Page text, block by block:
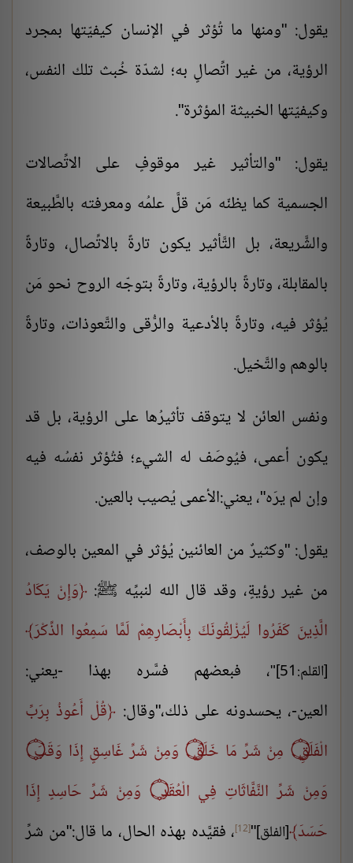
يقول: "ومنها ما تُؤثر في الإنسان كيفيّتها بمجرد
الرؤية، من غير اتِّصالٍ به؛ لشدّة خُبث تلك النفس،
وكيفيّتها الخبيثة المؤثرة".
يقول: "والتأثير غير موقوفٍ على الاتِّصالات
الجسمية كما يظنّه مَن قلَّ علمُه ومعرفته بالطَّبيعة
والشَّريعة، بل التَّأثير يكون تارةً بالاتِّصال، وتارةً
بالمقابلة، وتارةً بالرؤية، وتارةً بتوجّه الروح نحو مَن
يُؤثر فيه، وتارةً بالأدعية والرُّقى والتَّعوذات، وتارةً
بالوهم والتَّخيل.
ونفس العائن لا يتوقف تأثيرُها على الرؤية، بل قد
يكون أعمى، فيُوصَف له الشيء؛ فتُؤثر نفسُه فيه
وإن لم يرَه"، يعني:الأعمى يُصيب بالعين.
يقول: "وكثيرٌ من العائنين يُؤثر في المعين بالوصف،
من غير رؤيةٍ، وقد قال الله لنبيِّه ﷺ: وَإِنْ يَكَادُ
الَّذِينَ كَفَرُوا لَيُزْلِقُونَكَ بِأَبْصَارِهِمْ لَمَّا سَمِعُوا الذِّكْرَ
[القلم:51]"
، فبعضهم فسَّره بهذا -يعني:
العين-، يحسدونه على ذلك،"وقال: قُلْ أَعُوذُ بِرَبِّ
الْفَلَقِ۝ مِنْ شَرِّ مَا خَلَقَ۝ وَمِنْ شَرِّ غَاسِقٍ إِذَا وَقَبَ۝
وَمِنْ شَرِّ النَّفَّاثَاتِ فِي الْعُقَدِ۝ وَمِنْ شَرِّ حَاسِدٍ إِذَا
حَسَدَ [الفلق]"
[12]
، فقيَّده بهذه الحال، ما قال:"من شرِّ